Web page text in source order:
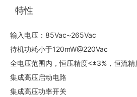
特性
输入电压：85Vac~265Vac
待机功耗小于120mW@220Vac
全电压范围内，恒压精度<±3%，恒流
集成高压启动电路
集成高压功率开关